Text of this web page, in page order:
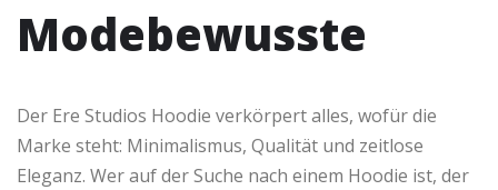
Modebewusste
Der Ere Studios Hoodie verkörpert alles, wofür die
Marke steht: Minimalismus, Qualität und zeitlose
Eleganz. Wer auf der Suche nach einem Hoodie ist, der